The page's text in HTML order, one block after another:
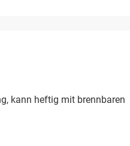
kann heftig mit brennbaren